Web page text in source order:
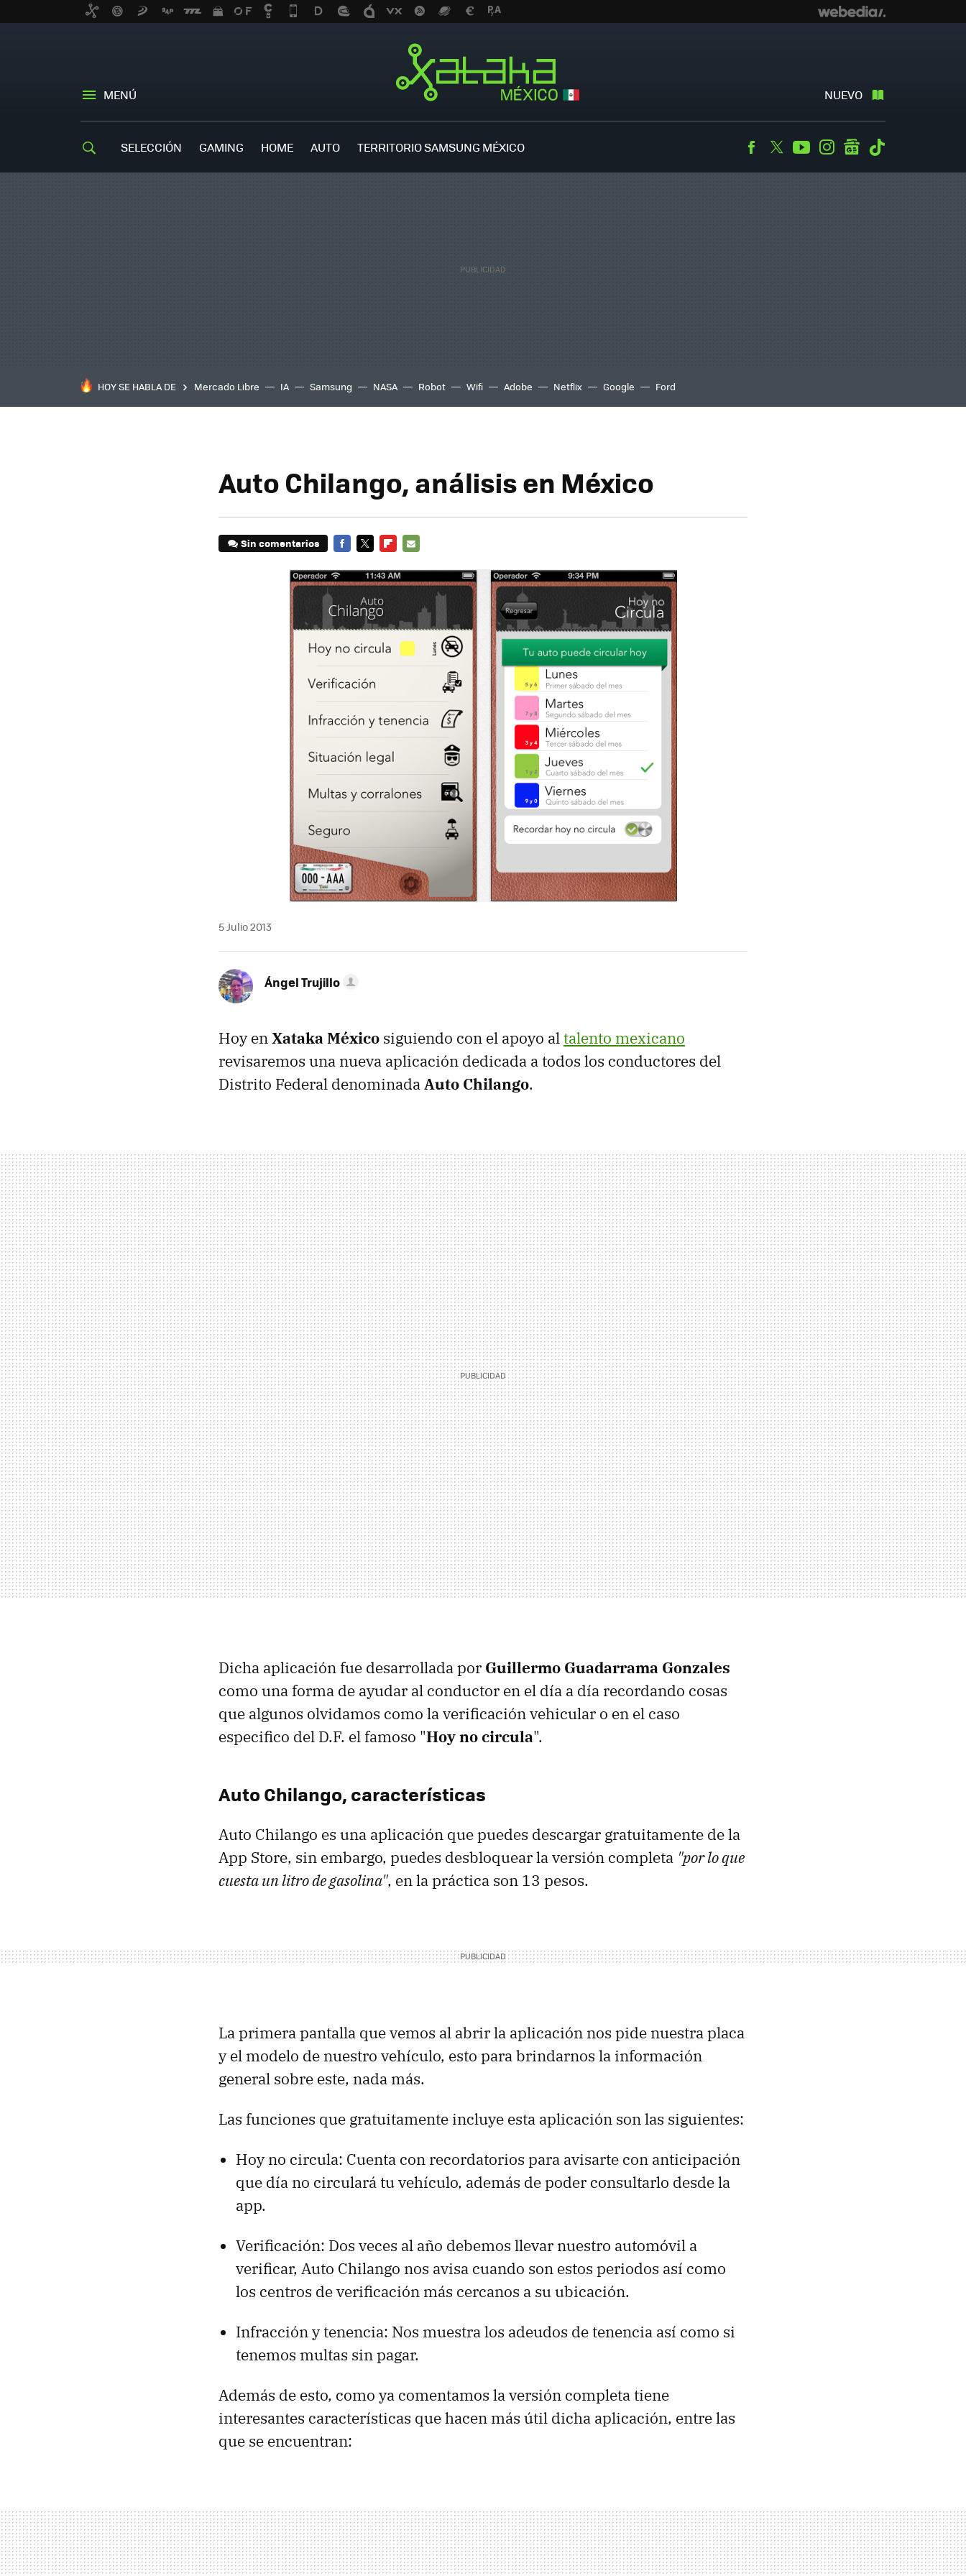
MENÚ NUEVO
SELECCIÓN GAMING HOME AUTO TERRITORIO SAMSUNG MÉXICO Facebook
TwitterYoutubeInstagramgooglenews
HOY SE HABLA DE Mercado Libre IA Samsung NASA Robot Wifi Adobe Netflix Google Ford
Auto Chilango, análisis en México
Sin comentarios
5 Julio 2013
Ángel Trujillo
Hoy enXataka México siguiendo con el apoyo altalento mexicano
revisaremos una nueva aplicación dedicada a todos los conductores del
Distrito Federal denominadaAuto Chilango.
Dicha aplicación fue desarrollada por Guillermo Guadarrama Gonzales
como una forma de ayudar al conductor en el día a día recordando cosas
que algunos olvidamos como la verificación vehicular o en el caso
especifico del D.F. el famoso "Hoy no circula".
Auto Chilango, características
Auto Chilango es una aplicación que puedes descargar gratuitamente de la
App Store, sin embargo, puedes desbloquear la versión completa "por lo que
cuesta un litro de gasolina", en la práctica son 13 pesos.
La primera pantalla que vemos al abrir la aplicación nos pide nuestra placa
y el modelo de nuestro vehículo, esto para brindarnos la información
general sobre este, nada más.
Las funciones que gratuitamente incluye esta aplicación son las siguientes:
Hoy no circula: Cuenta con recordatorios para avisarte con anticipación
que día no circulará tu vehículo, además de poder consultarlo desde la
app.
Verificación: Dos veces al año debemos llevar nuestro automóvil a
verificar, Auto Chilango nos avisa cuando son estos periodos así como
los centros de verificación más cercanos a su ubicación.
Infracción y tenencia: Nos muestra los adeudos de tenencia así como si
tenemos multas sin pagar.
Además de esto, como ya comentamos la versión completa tiene
interesantes características que hacen más útil dicha aplicación, entre las
que se encuentran: